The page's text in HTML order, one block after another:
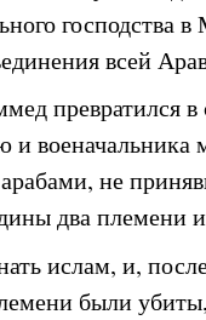
господства
всей
превратился в
и
не
два племени
ислам, и,
были